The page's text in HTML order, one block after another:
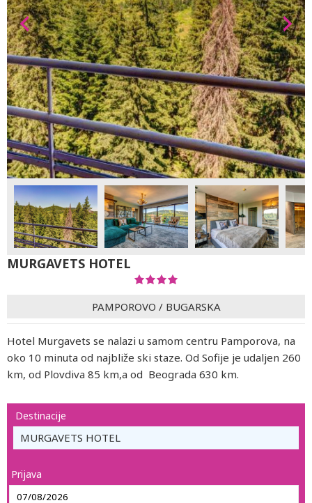
MURGAVETS HOTEL
PAMPOROVO / BUGARSKA
Hotel Murgavets se nalazi u samom centru Pamporova, na
oko 10 minuta od najbliže ski staze. Od Sofije je udaljen 260
km, od Plovdiva 85 km,a od Beograda 630 km.
Destinacije
MURGAVETS HOTEL
Prijava